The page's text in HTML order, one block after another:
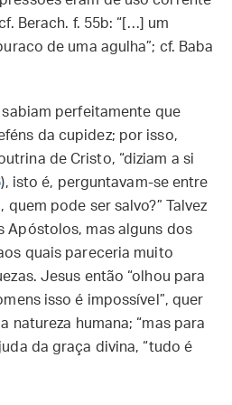
Berach. f. 55b: “[…] um
de uma agulha”; cf. Baba
perfeitamente que
da cupidez; por isso,
de Cristo, “diziam a si
), isto é, perguntavam-se entre
quem pode ser salvo?” Talvez
Apóstolos, mas alguns dos
quais pareceria muito
Jesus então “olhou para
isso é impossível”, quer
natureza humana; “mas para
da graça divina, “tudo é